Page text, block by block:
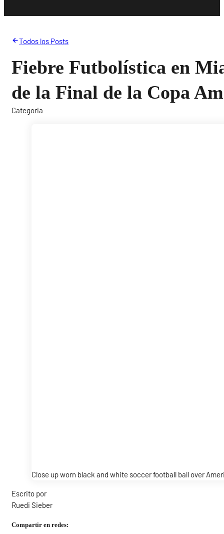
Todos los Posts
Fiebre Futbolística en
de la Final de la Copa
Categoria
Close up worn black and white soccer football ball over
Escrito por
Ruedi Sieber
Compartir en redes: